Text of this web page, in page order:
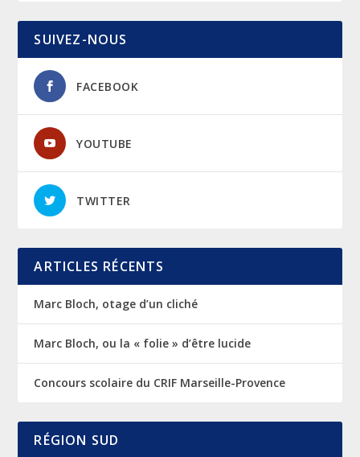
SUIVEZ-NOUS
FACEBOOK
YOUTUBE
TWITTER
ARTICLES RÉCENTS
Marc Bloch, otage d’un cliché
Marc Bloch, ou la « folie » d’être lucide
Concours scolaire du CRIF Marseille-Provence
RÉGION SUD